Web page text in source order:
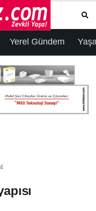
Yerel Gündem